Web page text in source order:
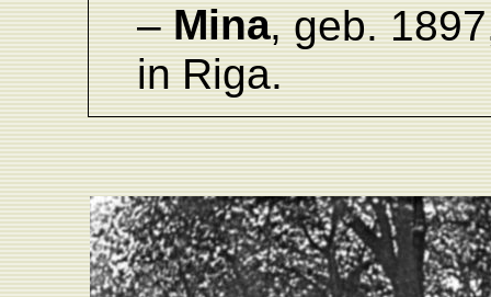
–Mina, geb.
in Riga.